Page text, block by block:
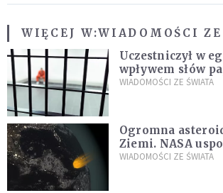
WIĘCEJ W:WIADOMOŚCI
Uczestniczył w
wpływem słów
zdanie
WIADOMOŚCI ZE ŚWIATA
Ogromna
Ziemi. NASA
zagrożenia
WIADOMOŚCI ZE ŚWIATA